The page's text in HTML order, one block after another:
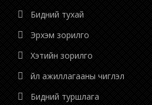
Бидний тухай
Эрхэм зорилго
Хэтийн зорилго
Үйл ажиллагааны чиглэл
Бидний туршлага